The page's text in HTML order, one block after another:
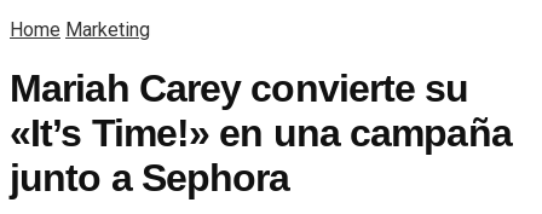
Home Marketing
Mariah Carey convierte su
«It’s Time!» en una campaña
junto a Sephora